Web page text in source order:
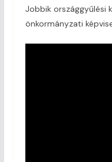
Jobbik országgyűlési
önkormányzati